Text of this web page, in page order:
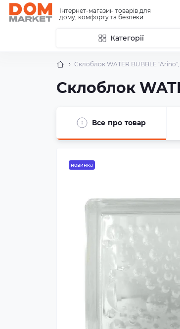
Інтернет-магазин товарів для
дому, комфорту та безпеки
Категорії
Склоблок WATER BUBBLE
Склоблок
Все про товар
новинка